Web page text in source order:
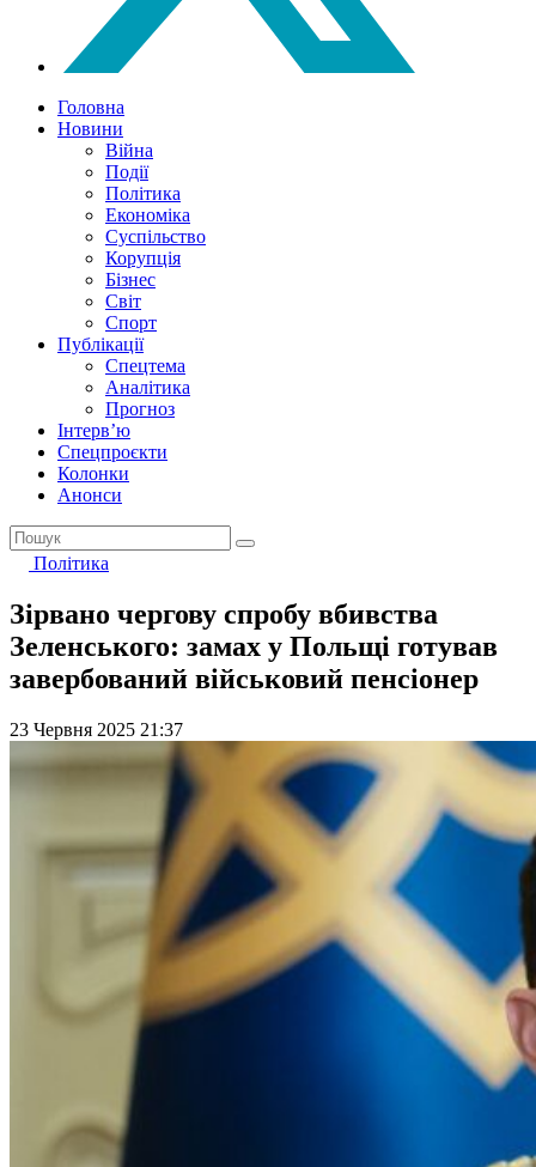
Головна
Новини
Війна
Події
Політика
Економіка
Суспільство
Корупція
Бізнес
Світ
Спорт
Публікації
Спецтема
Аналітика
Прогноз
Інтерв’ю
Спецпроєкти
Колонки
Анонси
Політика
Зірвано чергову спробу вбивства
Зеленського: замах у Польщі готував
завербований військовий пенсіонер
23 Червня 2025 21:37